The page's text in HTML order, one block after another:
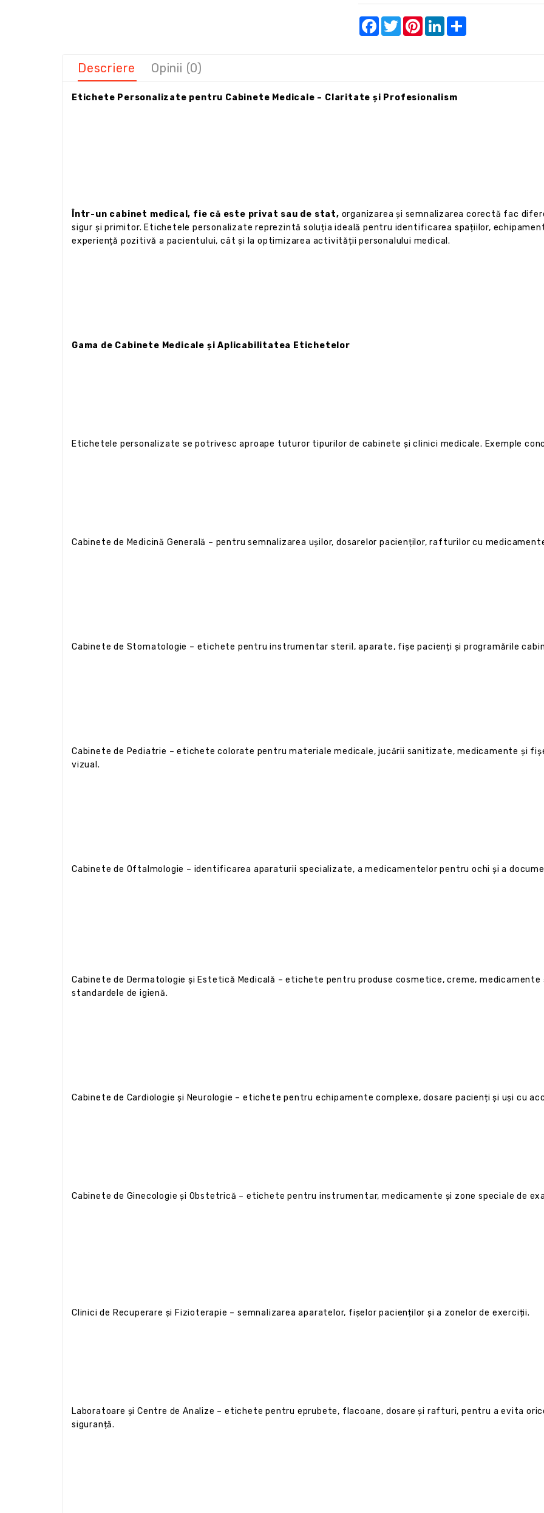
Facebook
TwitterPinterestLinkedInShare
Descriere Opinii (0)
Etichete Personalizate pentru Cabinete Medicale – Claritate și Profesionalism
Într-un cabinet medical, fie că este privat sau de stat, organizarea și semnalizarea corectă fac
sigur și primitor. Etichetele personalizate reprezintă soluția ideală pentru identificarea spațiilor,
experiență pozitivă a pacientului, cât și la optimizarea activității personalului medical.
Gama de Cabinete Medicale și Aplicabilitatea Etichetelor
Etichetele personalizate se potrivesc aproape tuturor tipurilor de cabinete și clinici medicale. Exemple
Cabinete de Medicină Generală – pentru semnalizarea ușilor, dosarelor pacienților, rafturilor cu
Cabinete de Stomatologie – etichete pentru instrumentar steril, aparate, fișe pacienți și programările
Cabinete de Pediatrie – etichete colorate pentru materiale medicale, jucării sanitizate, medicamente și
vizual.
Cabinete de Oftalmologie – identificarea aparaturii specializate, a medicamentelor pentru ochi și a
Cabinete de Dermatologie și Estetică Medicală – etichete pentru produse cosmetice, creme,
standardele de igienă.
Cabinete de Cardiologie și Neurologie – etichete pentru echipamente complexe, dosare pacienți și uși cu
Cabinete de Ginecologie și Obstetrică – etichete pentru instrumentar, medicamente și zone speciale de
Clinici de Recuperare și Fizioterapie – semnalizarea aparatelor, fișelor pacienților și a zonelor de exerciții.
Laboratoare și Centre de Analize – etichete pentru eprubete, flacoane, dosare și rafturi, pentru a evita
siguranță.